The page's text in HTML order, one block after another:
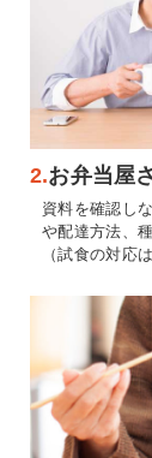
2.お弁当屋
資料を確認し
や配達方法、
（試食の対応